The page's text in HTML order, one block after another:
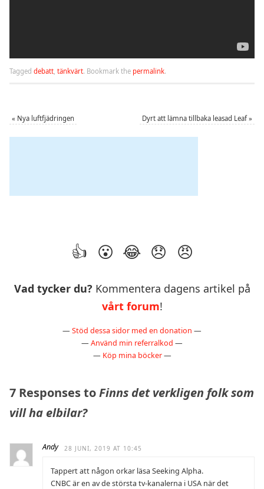
Tagged debatt, tänkvärt. Bookmark the permalink.
« Nya luftfjädringen Dyrt att lämna tillbaka leasad Leaf»
Vad tycker du? Kommentera dagens artikel på
vårt forum!
— Stöd dessa sidor med en donation —
— Använd min referralkod —
— Köp mina böcker—
7 Responses toFinns det verkligen folk som
vill ha elbilar?
Andy 28 JUNI, 2019 AT 10:45
Tappert att någon orkar läsa Seeking Alpha.
CNBC är en av de största tv-kanalerna i USA när det